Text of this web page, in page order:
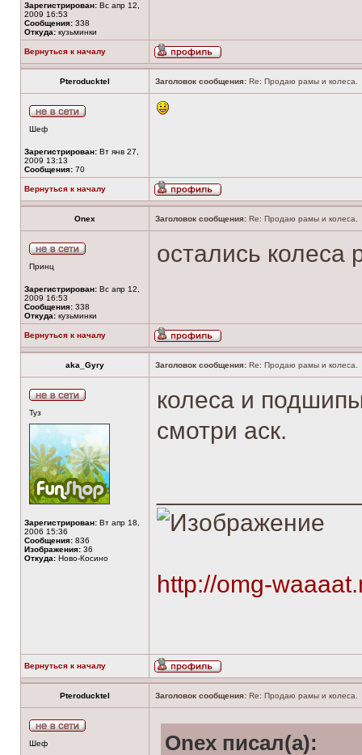
Зарегистрирован: Вс апр 12,
2009 16:53
Сообщения: 338
Откуда: кузьминки
Вернуться к началу
Pteroducktel Заголовок сообщения: Re: Продаю рамы и колеса.
Шеф
Зарегистрирован: Вт янв 27,
2009 13:13
Сообщения: 70
Вернуться к началу
Onex Заголовок сообщения: Re: Продаю рамы и колеса.
Принц
Зарегистрирован: Вс апр 12,
2009 16:53
Сообщения: 338
Откуда: кузьминки
остались колеса
Вернуться к началу
aka_Gyry Заголовок сообщения: Re: Продаю рамы и колеса.
Туз
Зарегистрирован: Вт апр 18,
2006 15:36
Сообщения: 836
Изображения: 36
Откуда: Ново-Косино
колеса и
смотри аск.
http://omg-
Вернуться к началу
Pteroducktel Заголовок сообщения: Re: Продаю рамы и колеса.
Шеф Onex писал(а):